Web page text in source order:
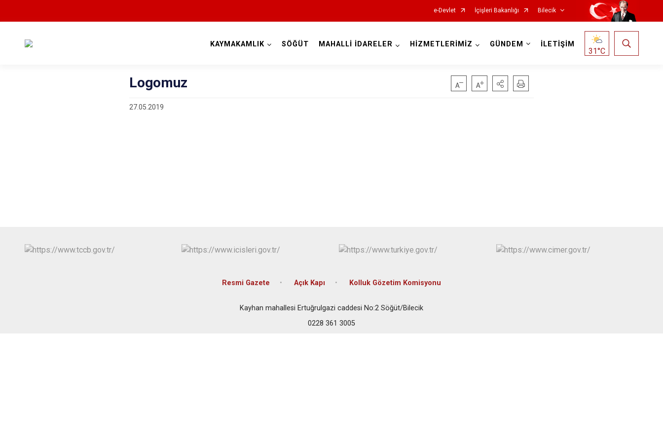
e-Devlet İçişleri Bakanlığı Bilecik
Yenipazar
KAYMAKAMLIK SÖĞÜT MAHALLİ İDARELER HİZMETLERİMİZ GÜNDEM İLETİŞİM
31°C
Logomuz
27.05.2019
Resmi Gazete Açık Kapı Kolluk Gözetim Komisyonu
Kayhan mahallesi Ertuğrulgazi caddesi No:2 Söğüt/Bilecik
0228 361 3005